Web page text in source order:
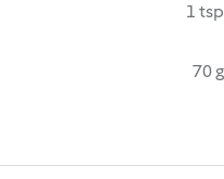
1 tsp
70 g